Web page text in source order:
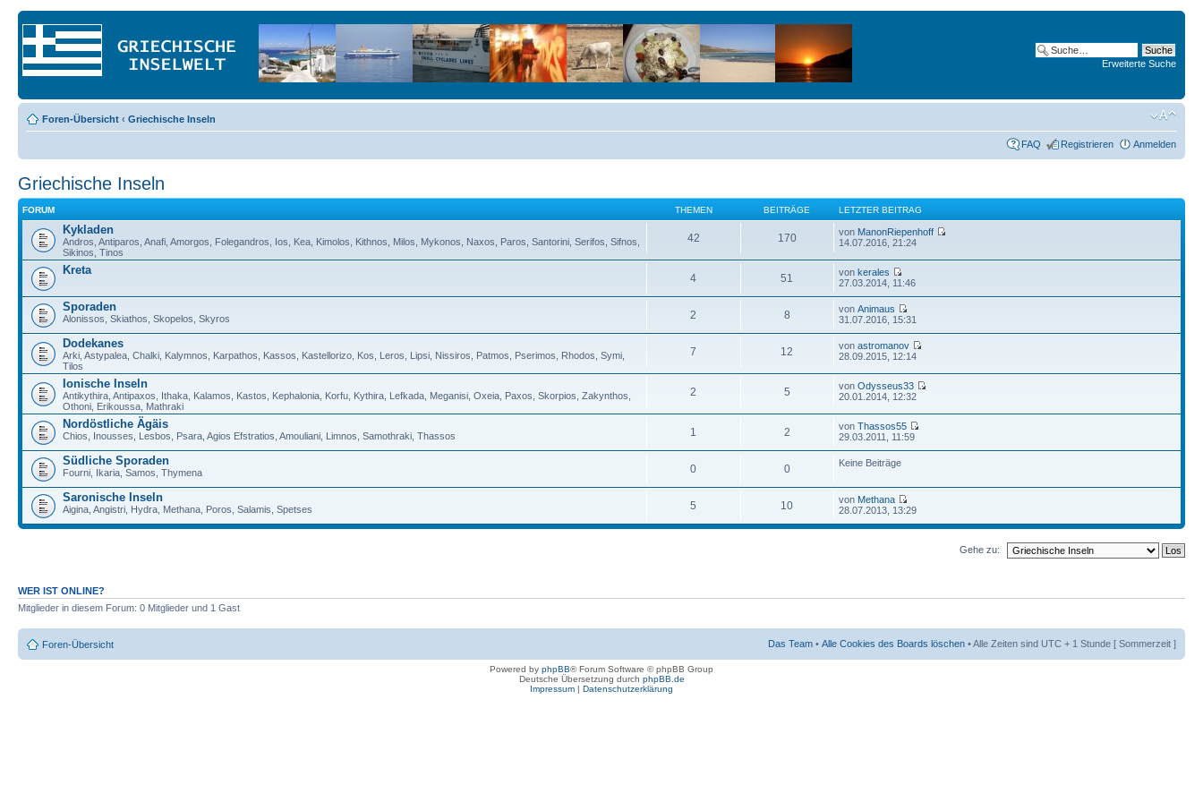
Erweiterte Suche
Foren-Übersicht ‹ Griechische Inseln
FAQ Registrieren Anmelden
Griechische Inseln
FORUM THEMEN BEITRÄGE LETZTER BEITRAG
Kykladen
Andros, Antiparos, Anafi, Amorgos, Folegandros, Ios, Kea, Kimolos, Kithnos, Milos, Mykonos, Naxos, Paros, Santorini, Serifos, Sifnos,
Sikinos, Tinos
42 170 von ManonRiepenhoff
14.07.2016, 21:24
Kreta
4 51 vonkerales
27.03.2014, 11:46
Sporaden
Alonissos, Skiathos, Skopelos, Skyros 2 8 vonAnimaus
31.07.2016, 15:31
Dodekanes
Arki, Astypalea, Chalki, Kalymnos, Karpathos, Kassos, Kastellorizo, Kos, Leros, Lipsi, Nissiros, Patmos, Pserimos, Rhodos, Symi,
Tilos
7 12 vonastromanov
28.09.2015, 12:14
Ionische Inseln
Antikythira, Antipaxos, Ithaka, Kalamos, Kastos, Kephalonia, Korfu, Kythira, Lefkada, Meganisi, Oxeia, Paxos, Skorpios, Zakynthos,
Othoni, Erikoussa, Mathraki
2 5 vonOdysseus33
20.01.2014, 12:32
Nordöstliche Ägäis
Chios, Inousses, Lesbos, Psara, Agios Efstratios, Amouliani, Limnos, Samothraki, Thassos 1 2 vonThassos55
29.03.2011, 11:59
Südliche Sporaden
Fourni, Ikaria, Samos, Thymena 0 0 Keine Beiträge
Saronische Inseln
Aigina, Angistri, Hydra, Methana, Poros, Salamis, Spetses 5 10 von Methana
28.07.2013, 13:29
Gehe zu:
WER IST ONLINE?
Mitglieder in diesem Forum: 0 Mitglieder und 1 Gast
Foren-Übersicht Das Team • Alle Cookies des Boards löschen • Alle Zeiten sind UTC + 1 Stunde [ Sommerzeit ]
Powered by phpBB® Forum Software © phpBB Group
Deutsche Übersetzung durch phpBB.de
Impressum | Datenschutzerklärung